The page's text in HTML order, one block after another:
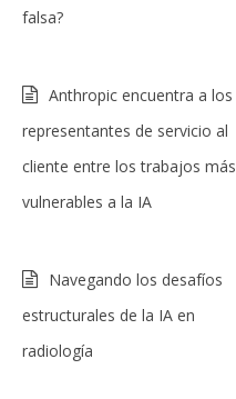
falsa?
Anthropic encuentra a los
representantes de servicio al
cliente entre los trabajos más
vulnerables a la IA
Navegando los desafíos
estructurales de la IA en
radiología